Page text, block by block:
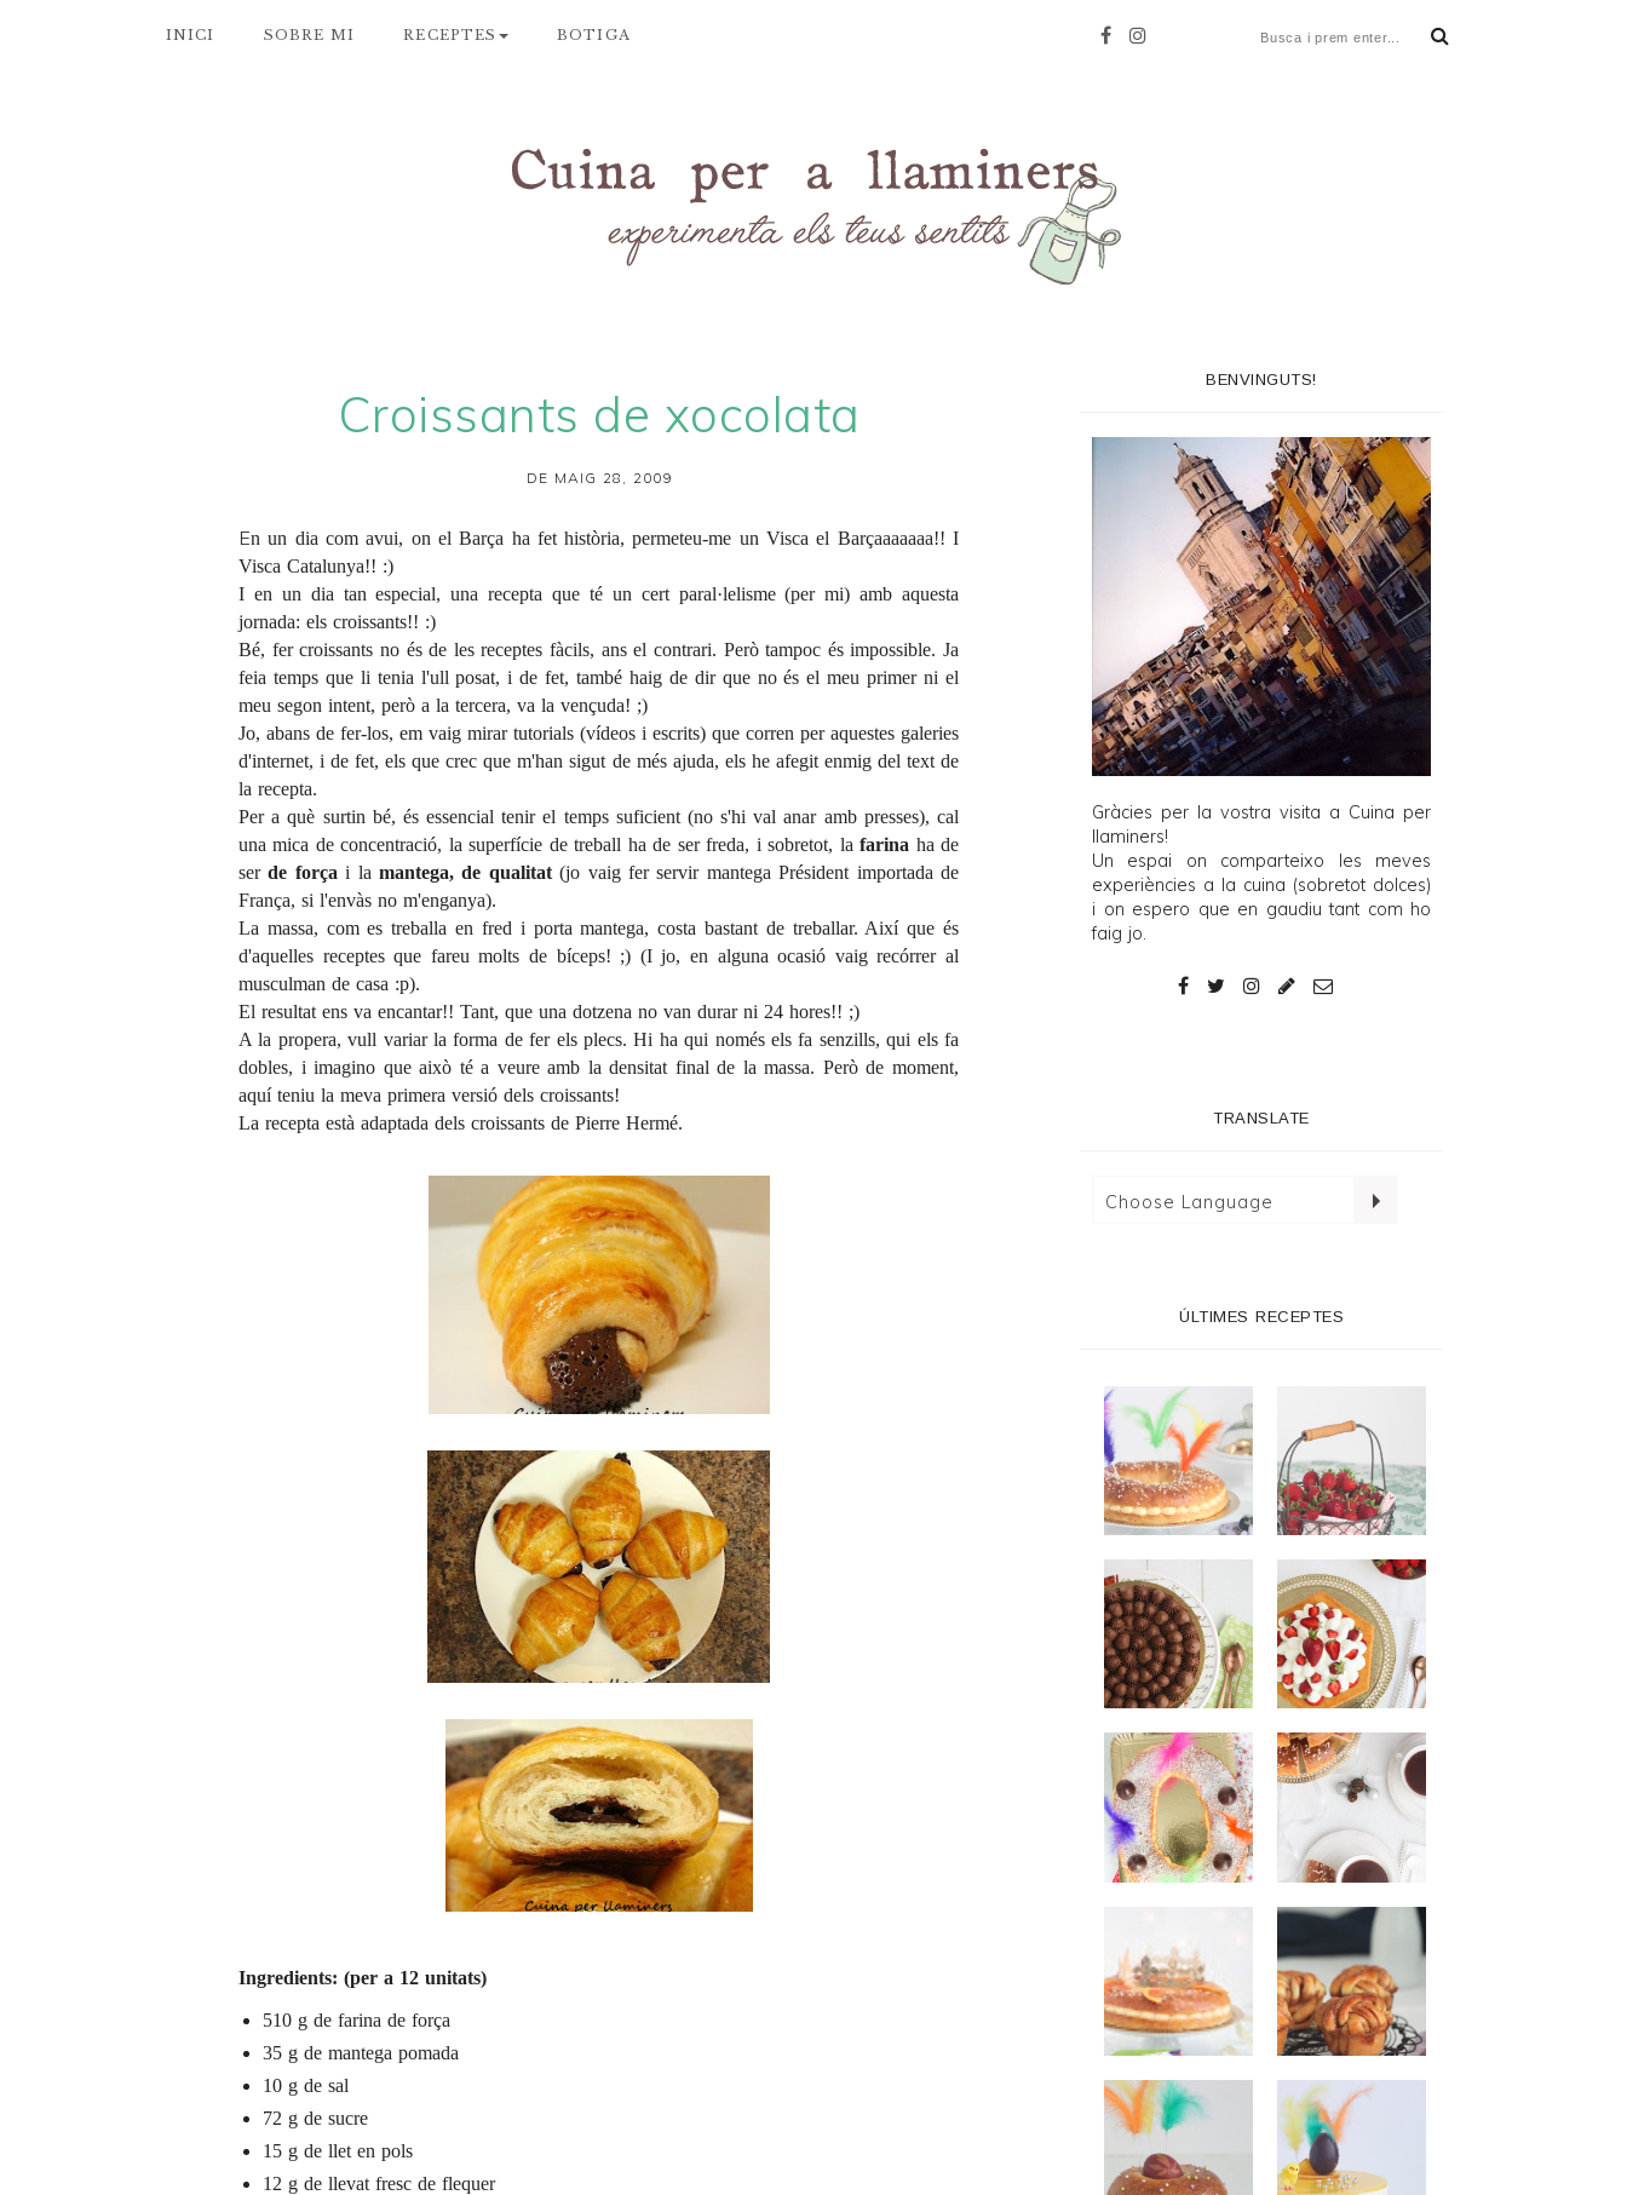
INICI SOBRE MI RECEPTES BOTIGA
Croissants de xocolata
DE MAIG 28, 2009
En un dia com avui, on el Barça ha fet història, permeteu-me un Visca el Barçaaaaaaa!! I
Visca Catalunya!! :)
I en un dia tan especial, una recepta que té un cert paral·lelisme (per mi) amb aquesta
jornada: els croissants!! :)
Bé, fer croissants no és de les receptes fàcils, ans el contrari. Però tampoc és impossible. Ja
feia temps que li tenia l'ull posat, i de fet, també haig de dir que no és el meu primer ni el
meu segon intent, però a la tercera, va la vençuda! ;)
Jo, abans de fer-los, em vaig mirar tutorials (vídeos i escrits) que corren per aquestes galeries
d'internet, i de fet, els que crec que m'han sigut de més ajuda, els he afegit enmig del text de
la recepta.
Per a què surtin bé, és essencial tenir el temps suficient (no s'hi val anar amb presses), cal
una mica de concentració, la superfície de treball ha de ser freda, i sobretot, lafarina ha de
serde força i lamantega, de qualitat(jo vaig fer servir mantega Président importada de
França, si l'envàs no m'enganya).
La massa, com es treballa en fred i porta mantega, costa bastant de treballar. Així que és
d'aquelles receptes que fareu molts de bíceps! ;) (I jo, en alguna ocasió vaig recórrer al
musculman de casa :p).
El resultat ens va encantar!! Tant, que una dotzena no van durar ni 24 hores!! ;)
A la propera, vull variar la forma de fer els plecs. Hi ha qui només els fa senzills, qui els fa
dobles, i imagino que això té a veure amb la densitat final de la massa. Però de moment,
aquí teniu la meva primera versió dels croissants!
La recepta està adaptada dels croissants de Pierre Hermé.
Ingredients: (per a 12 unitats)
510 g de farina de força
35 g de mantega pomada
10 g de sal
72 g de sucre
15 g de llet en pols
12 g de llevat fresc de flequer
BENVINGUTS!
Gràcies per la vostra visita a Cuina per
llaminers!
Un espai on comparteixo les meves
experiències a la cuina (sobretot dolces)
i on espero que en gaudiu tant com ho
faig jo.
TRANSLATE
ÚLTIMES RECEPTES